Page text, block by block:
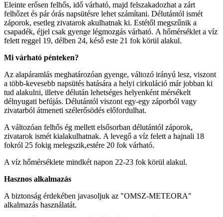
Eleinte erősen felhős, idő várható, majd felszakadozhat a zárt
felhőzet és pár órás napsütésre lehet számítani. Délutántól ismét
záporok, esetleg zivatarok akulhatnak ki. Estétől megszűnik a
csapadék, éjjel csak gyenge légmozgás várható. A hőmérséklet a víz
felett reggel 19, délben 24, késő este 21 fok körül alakul.
Mi várható pénteken?
Az alapáramlás meghatározóan gyenge, változó irányú lesz, viszont
a több-kevesebb napsütés hatására a helyi cirkuláció már jobban ki
tud alakulni, illetve délután lehetséges helyenként mérsékelt
délnyugati befújás. Délutántól viszont egy-egy záporból vagy
zivatarból átmeneti szélerősödés előfordulhat.
A változóan felhős ég mellett elsősorban délutántól záporok,
zivatarok ismét kialakulhatnak. A levegő a víz felett a hajnali 18
fokról 25 fokig melegszik,estére 20 fok várható.
A víz hőmérséklete mindkét napon 22-23 fok körül alakul.
Hasznos alkalmazás
A biztonság érdekében javasoljuk az "OMSZ-METEORA"
alkalmazás használatát.